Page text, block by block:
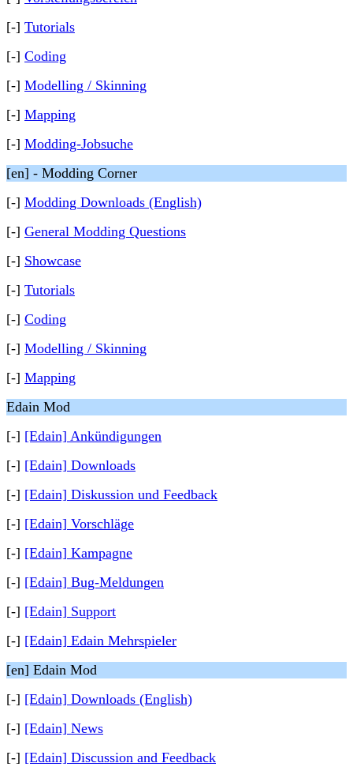
[-] Tutorials
[-] Coding
[-] Modelling / Skinning
[-] Mapping
[-] Modding-Jobsuche
[en] - Modding Corner
[-] Modding Downloads (English)
[-] General Modding Questions
[-] Showcase
[-] Tutorials
[-] Coding
[-] Modelling / Skinning
[-] Mapping
Edain Mod
[-] [Edain] Ankündigungen
[-] [Edain] Downloads
[-] [Edain] Diskussion und Feedback
[-] [Edain] Vorschläge
[-] [Edain] Kampagne
[-] [Edain] Bug-Meldungen
[-] [Edain] Support
[-] [Edain] Edain Mehrspieler
[en] Edain Mod
[-] [Edain] Downloads (English)
[-] [Edain] News
[-] [Edain] Discussion and Feedback